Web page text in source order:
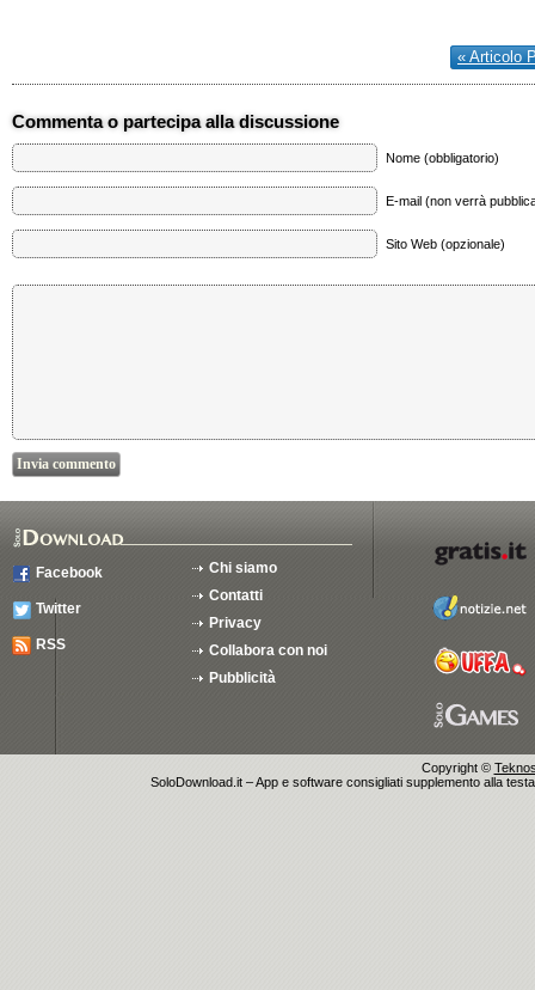
« Articolo
Commenta o partecipa alla discussione
Nome (obbligatorio)
E-mail (non verrà
Sito Web (opzionale)
Facebook
Twitter
RSS
Chi siamo
Contatti
Privacy
Collabora con noi
Pubblicità
Copyright ©
SoloDownload.it – App e software consigliati supplemento alla